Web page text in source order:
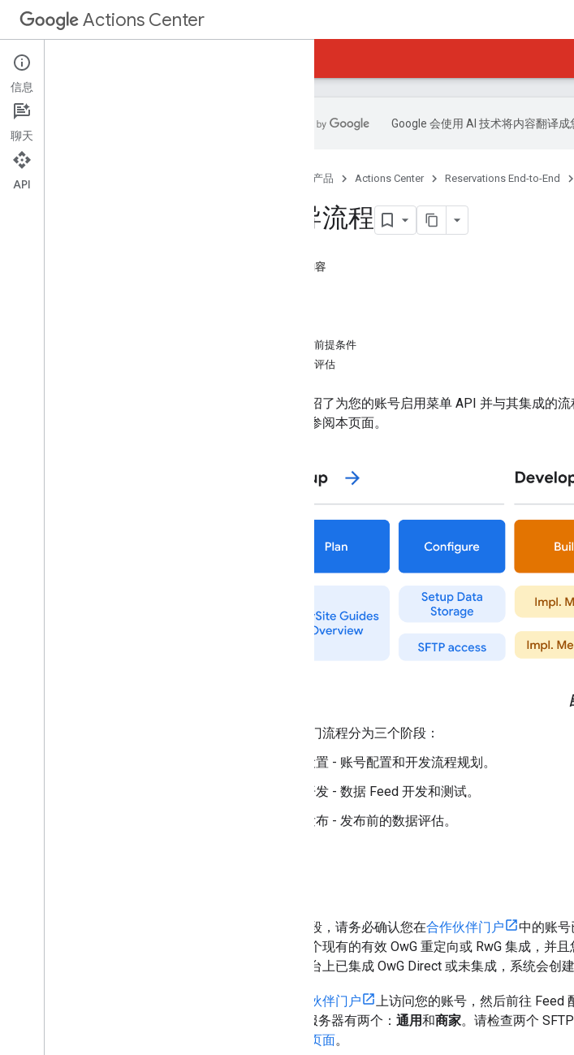
Actions Center
概览和资格条件
政策
Google 会使用 AI 技术将内容翻译
产品 Actions Center Reservations End-to-End
引导流程
本页内容
发布前提条件
数据评估
本文介绍了为您的账号启用菜单 API 并与其集成的
时，请参阅本页面。
新手入门流程分为三个阶段：
设置 - 账号配置和开发流程规划。
开发 - 数据 Feed 开发和测试。
发布 - 发布前的数据评估。
在此阶段，请务必确认您在合作伙伴门户
中的账
您有一个现有的有效 OwG 重定向或 RwG 集成，
果此平台上已集成 OwG Direct 或未集成，系统会创
合作伙伴门户 上访问您的账号，然后前往 Feed
SFTP 服务器有两个： 通用和商家。请检查两个
此页面。
信息
聊天
API